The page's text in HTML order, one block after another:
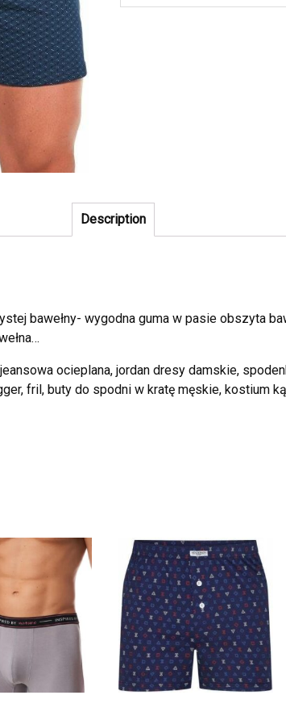
Description
bawełny- wygodna guma w pasie obszyta
ocieplana, jordan dresy damskie,
fril, buty do spodni w kratę męskie, kostium